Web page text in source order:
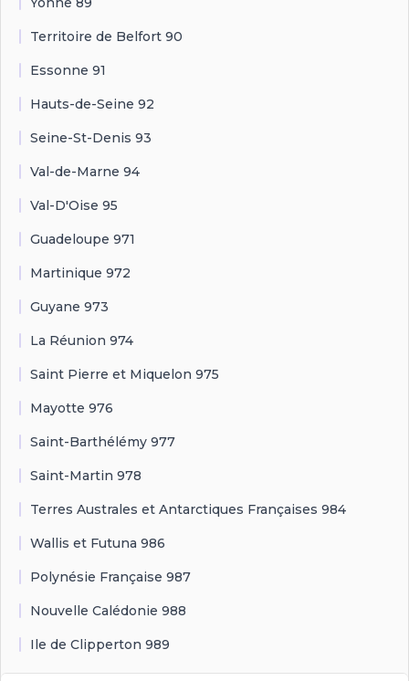
Territoire de Belfort 90
Essonne 91
Hauts-de-Seine 92
Seine-St-Denis 93
Val-de-Marne 94
Val-D'Oise 95
Guadeloupe 971
Martinique 972
Guyane 973
La Réunion 974
Saint Pierre et Miquelon 975
Mayotte 976
Saint-Barthélémy 977
Saint-Martin 978
Terres Australes et Antarctiques Françaises 984
Wallis et Futuna 986
Polynésie Française 987
Nouvelle Calédonie 988
Ile de Clipperton 989